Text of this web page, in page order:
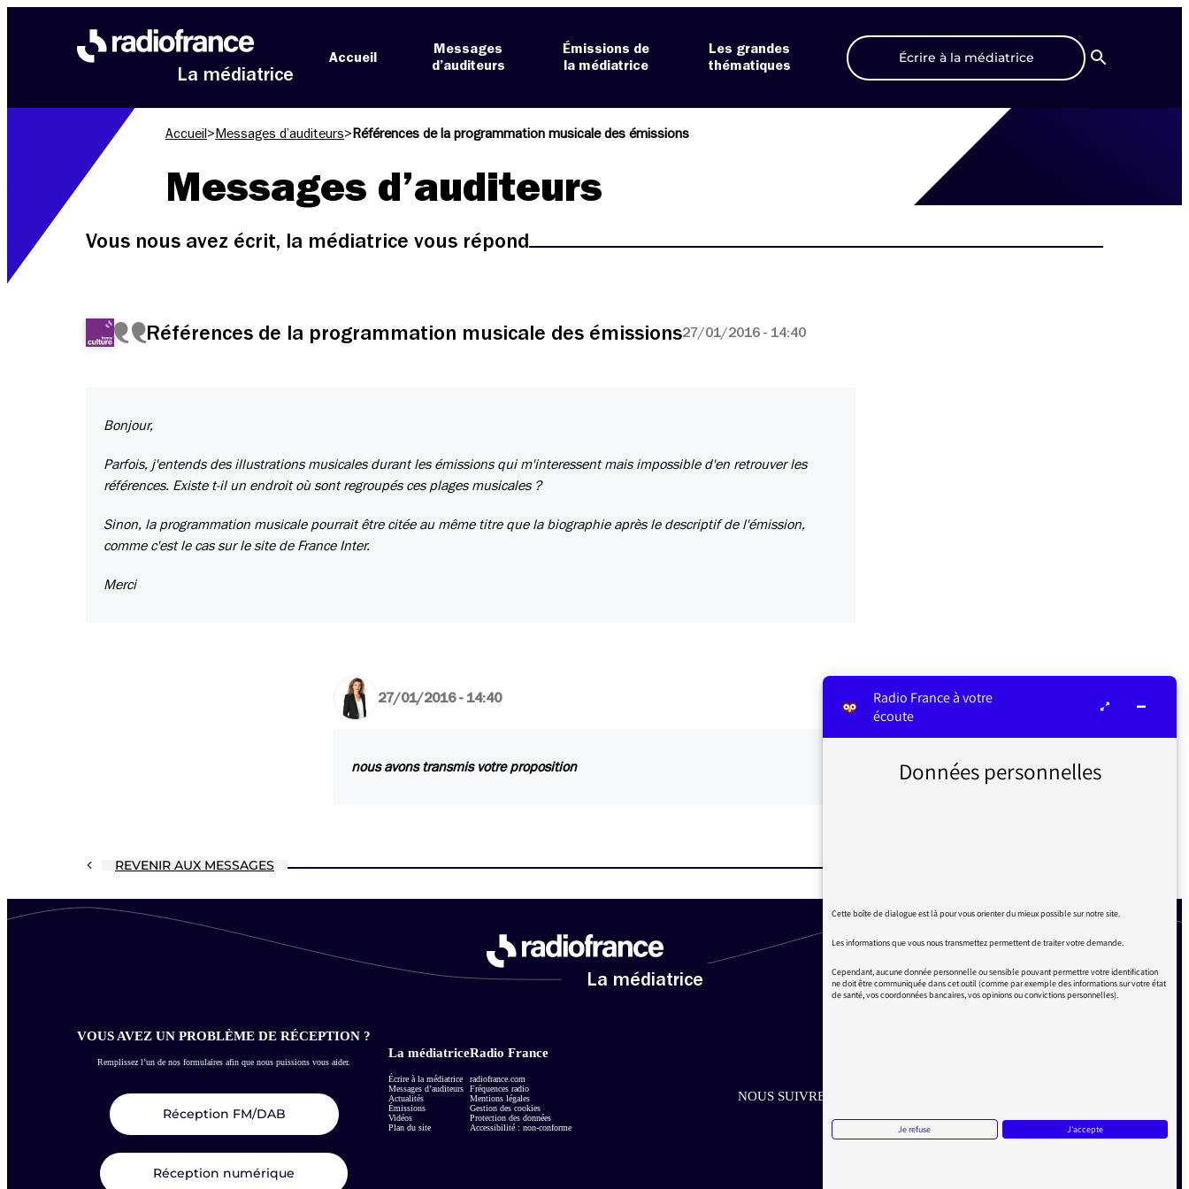
La médiatrice
Accueil
Messages
d’auditeurs
Émissions de
la médiatrice
Les grandes
thématiques
Écrire à la médiatrice
Recherche
Accueil > Messages d’auditeurs> Références de la programmation musicale des émissions
Messages d’auditeurs
Vous nous avez écrit, la médiatrice vous répond
Références de la programmation musicale des émissions27/01/2016 - 14:40
Bonjour,
Parfois, j'entends des illustrations musicales durant les émissions qui m'interessent mais impossible d'en retrouver les
références. Existe t-il un endroit où sont regroupés ces plages musicales ?
Sinon, la programmation musicale pourrait être citée au même titre que la biographie après le descriptif de l'émission,
comme c'est le cas sur le site de France Inter.
Merci
27/01/2016 - 14:40
nous avons transmis votre proposition
REVENIR AUX MESSAGES
La médiatrice
VOUS AVEZ UN PROBLÈME DE RÉCEPTION ?
Remplissez l’un de nos formulaires afin que nous puissions vous aider.
Réception FM/DAB
Réception numérique
La médiatrice
Écrire à la médiatrice
Messages d’auditeurs
Actualités
Émissions
Vidéos
Plan du site
Radio France
radiofrance.com
Fréquences radio
Mentions légales
Gestion des cookies
Protection des données
Accessibilité : non-conforme
NOUS SUIVRE SUR LES RÉSEAUX
Aller sur la page Facebook de la Médiatrice
Aller sur la page Twitter de la Médiatrice
Aller sur la page Instagram de la Médiatrice
Radio France à votre
écoute
Données personnelles
Cette boîte de dialogue est là pour vous orienter du mieux possible sur notre site.
Les informations que vous nous transmettez permettent de traiter votre demande.
Cependant, aucune donnée personnelle ou sensible pouvant permettre votre identification
ne doit être communiquée dans cet outil (comme par exemple des informations sur votre état
de santé, vos coordonnées bancaires, vos opinions ou convictions personnelles).
Je refuse J'accepte